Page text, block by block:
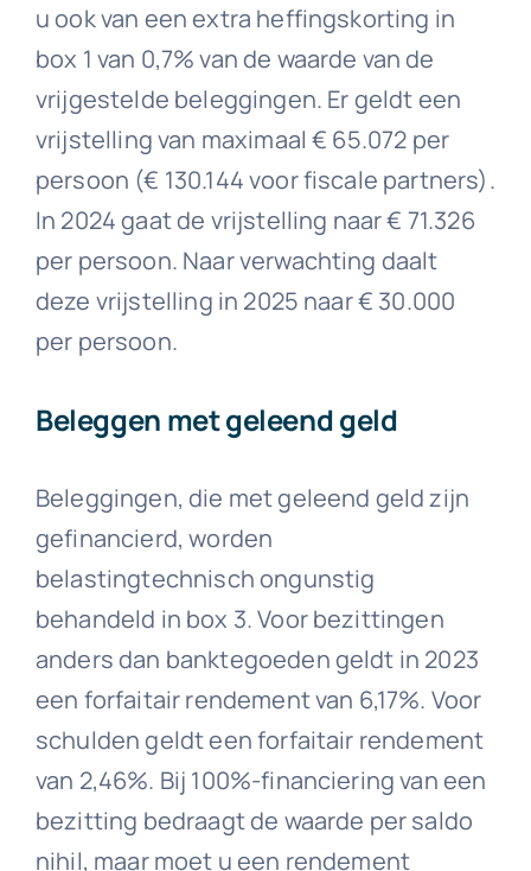
u ook van een extra heffingskorting in
box 1 van 0,7% van de waarde van de
vrijgestelde beleggingen. Er geldt een
vrijstelling van maximaal € 65.072 per
persoon (€ 130.144 voor fiscale partners).
In 2024 gaat de vrijstelling naar € 71.326
per persoon. Naar verwachting daalt
deze vrijstelling in 2025 naar € 30.000
per persoon.
Beleggen met geleend geld
Beleggingen, die met geleend geld zijn
gefinancierd, worden
belastingtechnisch ongunstig
behandeld in box 3. Voor bezittingen
anders dan banktegoeden geldt in 2023
een forfaitair rendement van 6,17%. Voor
schulden geldt een forfaitair rendement
van 2,46%. Bij 100%-financiering van een
bezitting bedraagt de waarde per saldo
nihil, maar moet u een rendement